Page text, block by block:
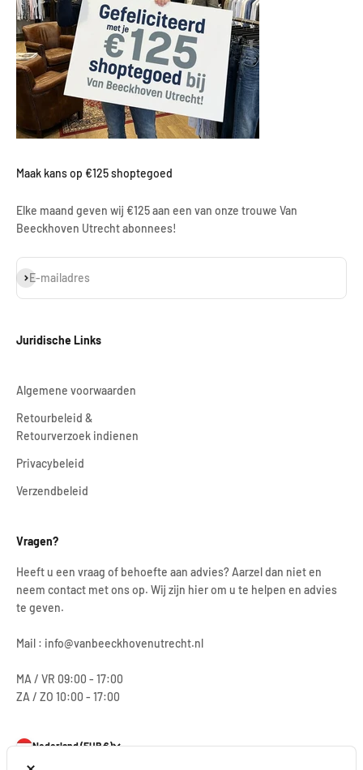
Maak kans op €125 shoptegoed
Elke maand geven wij €125 aan een van onze trouwe Van
Beeckhoven Utrecht abonnees!
E-mailadres
Abonneren
Juridische Links
Algemene voorwaarden
Retourbeleid &
Retourverzoek indienen
Privacybeleid
Verzendbeleid
Vragen?
Heeft u een vraag of behoefte aan advies? Aarzel dan niet en
neem contact met ons op. Wij zijn hier om u te helpen en advies
te geven.
Mail : info@vanbeeckhovenutrecht.nl
MA / VR 09:00 - 17:00
ZA / ZO 10:00 - 17:00
Nederland (EUR €)